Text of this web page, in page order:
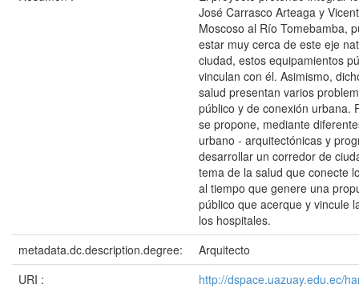
José Carrasco Arteaga y
Moscoso al Río Tomebamba,
estar muy cerca de este eje
ciudad, estos equipamientos
vinculan con él. Asimismo,
salud presentan varios
público y de conexión urbana.
se propone, mediante
urbano - arquitectónicas y
desarrollar un corredor de
tema de la salud que conecte
al tiempo que genere una
público que acerque y vincule
los hospitales.
metadata.dc.description.degree:
Arquitecto
URI :
http://dspace.uazuay.edu.ec/